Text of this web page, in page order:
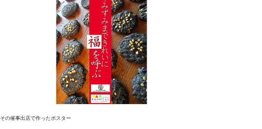
その催事出店で作ったポスター